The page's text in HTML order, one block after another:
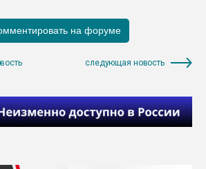
следующая новость